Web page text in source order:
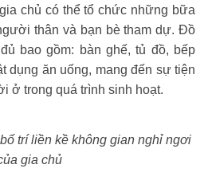
chủ có thể tổ chức những bữa
thân và bạn bè tham dự. Đồ
bao gồm: bàn ghế, tủ đồ, bếp
dụng ăn uống, mang đến sự tiện
ở trong quá trình sinh hoạt.
trí liền kề không gian nghỉ ngơi
gia chủ